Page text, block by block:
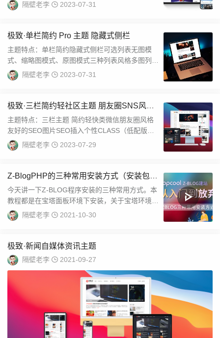
隔壁老李 2023-07-31
极致·单栏简约 Pro 主题 隐藏式侧栏
主题特点：单栏简约隐藏式侧栏可选列表无图模
式、缩略图模式、原图模式三种列表风格多图列表
显示列表标签显示可选普通声明、转载声明、原创
声明三...
隔壁老李 2023-07-31
极致·三栏简约轻社区主题 朋友圈SNS风主
题
主题特点：三栏主题 简约轻快类微信朋友圈风格
友好的SEO图片SEO插入个性CLASS（低配版模
板伪原创）ZBP1.7原生缩略图不同的图片...
隔壁老李 2023-07-29
Z-BlogPHP的三种常用安装方式（安装包/
在线安装/宝塔一键部署）视频教程
今天讲一下Z-BLOG程序安装的三种常用方式。本
教程都是在宝塔面板环境下安装，关于宝塔环境的
安装，可以查看本站其他相关教程。打开z-bl...
隔壁老李 2021-10-30
极致·新闻自媒体资讯主题
隔壁老李 2021-09-27